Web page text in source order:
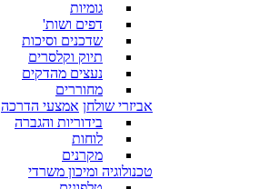
גומיות
דפים ושות'
שדכנים וסיכות
תיוק וקלסרים
נעצים מהדקים
מחוררים
אביזרי שולחן אמצעי הדרכה
בידוריות והגברה
לוחות
מקרנים
טכנולוגיה ומיכון משרדי